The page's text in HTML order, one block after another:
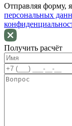
Отправляя форму,
персональных
Получить расчёт